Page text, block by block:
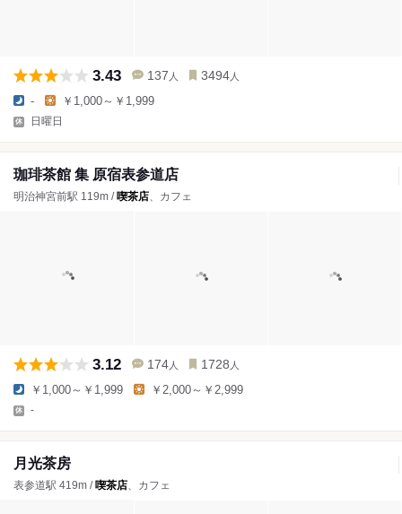
3.43 137 人 3494 人
- ￥1,000～￥1,999
日曜日
珈琲茶館 集 原宿表参道店
明治神宮前駅 119m /喫茶店、カフェ
3.12 174 人 1728 人
￥1,000～￥1,999 ￥2,000～￥2,999
-
月光茶房
表参道駅 419m /喫茶店、カフェ